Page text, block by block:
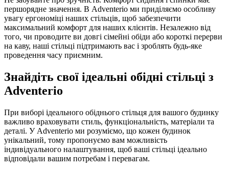
першорядне значення. В Adventerio ми приділяємо особливу
увагу ергономіці наших стільців, щоб забезпечити
максимальний комфорт для наших клієнтів. Незалежно від
того, чи проводите ви довгі сімейні обіди або короткі перерви
на каву, наші стільці підтримають вас і зроблять будь-яке
проведення часу приємним.
Знайдіть свої ідеальні обідні стільці з
Adventerio
При виборі ідеального обіднього стільця для вашого будинку
важливо враховувати стиль, функціональність, матеріали та
деталі. У Adventerio ми розуміємо, що кожен будинок
унікальний, тому пропонуємо вам можливість
індивідуального налаштування, щоб ваші стільці ідеально
відповідали вашим потребам і перевагам.